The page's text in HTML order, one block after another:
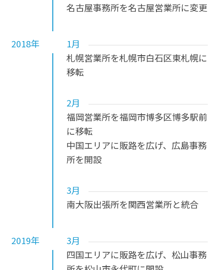
名古屋事務所を名古屋営業所に変更
2018年
1月
札幌営業所を札幌市白石区東札幌に
移転
2月
福岡営業所を福岡市博多区博多駅前
に移転
中国エリアに販路を広げ、広島事務
所を開設
3月
南大阪出張所を関西営業所と統合
2019年
3月
四国エリアに販路を広げ、松山事務